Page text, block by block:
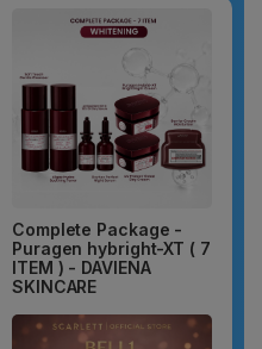
Complete Package -
Puragen hybright-XT ( 7
ITEM ) - DAVIENA
SKINCARE